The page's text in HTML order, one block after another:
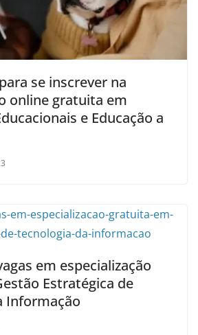
se inscrever na
online gratuita em
e Educação a
em especialização
Estratégica de
Informação